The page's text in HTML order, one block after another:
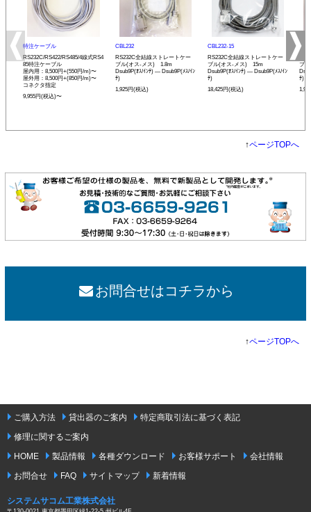
特注ケーブル
RS232C/RS422/RS485/4線式RS4
85特注ケーブル
屋内用：8,500円+(550円/m)〜
屋外用：8,500円+(850円/m)〜
コネクタ指定
9,955円(税込)〜
CBL232
RS232C全結線ストレートケー
ブル(オス-メス) 1.8m
Dsub9P(ｵｽ/ｲﾝﾁ) ― Dsub9P(ﾒｽ/ｲﾝ
ﾁ)
1,925円(税込)
CBL232-15
RS232C全結線ストレートケー
ブル(オス-メス) 15m
Dsub9P(ｵｽ/ｲﾝﾁ) ― Dsub9P(ﾒｽ/ｲﾝ
ﾁ)
18,425円(税込)
ブ
ﾁ)
↑ページTOPへ
お問合せはコチラから
↑ページTOPへ
ご購入方法 貸出器のご案内
特定商取引法に基づく表記
修理に関するご案内
HOME
製品情報 各種ダウンロード お客様サポート
会社情報
お問合せ
FAQ サイトマップ 新着情報
システムサコム工業株式会社